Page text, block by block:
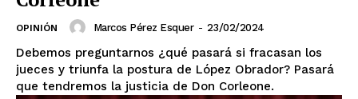
OPINIÓN Marcos Pérez Esquer - 23/02/2024
Debemos preguntarnos ¿qué pasará si fracasan los
jueces y triunfa la postura de López Obrador? Pasará
que tendremos la justicia de Don Corleone.